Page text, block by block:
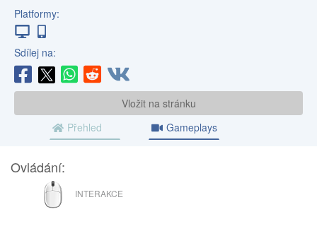
Platformy:
Sdílej na:
Vložit na stránku
Přehled
Gameplays
Ovládání:
MYŠ
INTERAKCE